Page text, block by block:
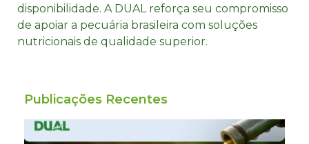
disponibilidade. A DUAL reforça seu compromisso
de apoiar a pecuária brasileira com soluções
nutricionais de qualidade superior.
Publicações Recentes